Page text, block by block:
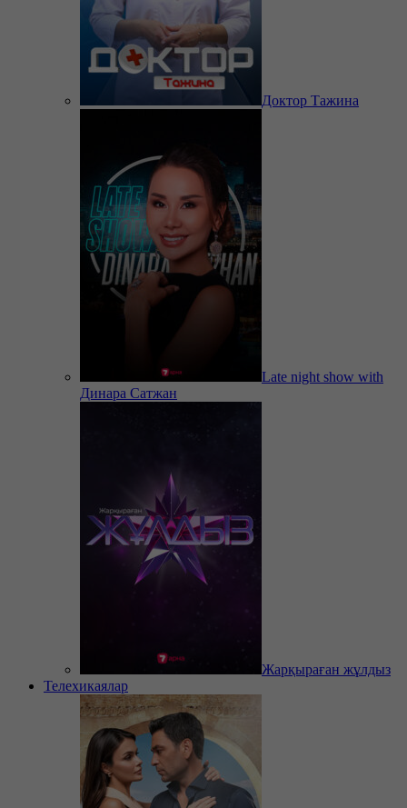
Доктор Тажина
Late night show with
Динара Сатжан
Жарқыраған жұлдыз
Телехикаялар